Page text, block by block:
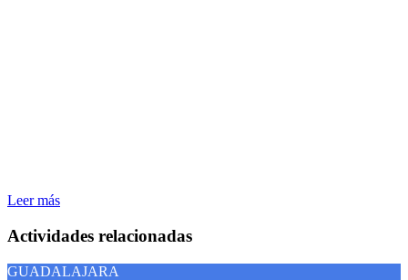
Leer más
Actividades relacionadas
GUADALAJARA